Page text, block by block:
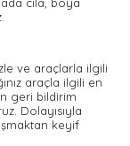
ve araçlarla ilgili
araçla ilgili en
geri bildirim
Dolayısıyla
keyif